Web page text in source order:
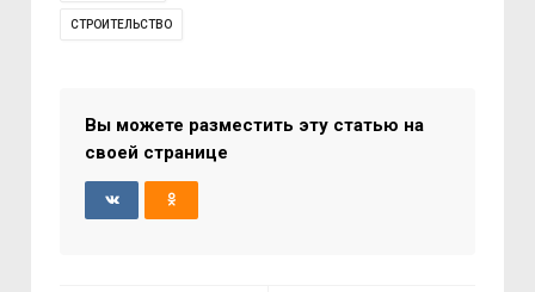
СТРОИТЕЛЬСТВО
Вы можете разместить эту статью на
своей странице